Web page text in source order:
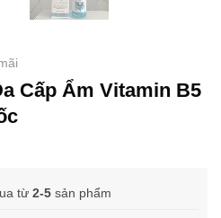
Cấp Ẩm Vitamin B5
từ 2-5 sản phẩm